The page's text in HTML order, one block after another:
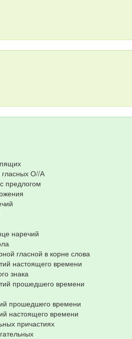
гласных О//А
предлогом
наречий
гласной в корне слова
настоящего времени
знака
прошедшего времени
прошедшего времени
настоящего времени
причастиях